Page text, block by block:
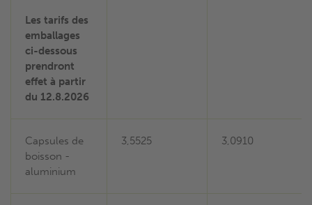
Les tarifs des
emballages
ci-dessous
prendront
effet à partir
du 12.8.2026
Capsules de
boisson -
aluminium
3,5525 3,0910